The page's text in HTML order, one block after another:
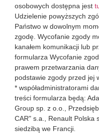
osobowych dostępna jest
Udzielenie powyższych
Państwo w dowolnym
zgodę. Wycofanie zgody
kanałem komunikacji lub
formularza Wycofanie
prawem przetwarzania
podstawie zgody przed jej
* współadministratorami
treści formularza będą:
Group sp. z o.o.,
CAR" s.a., Renault Polska
siedzibą we Francji.